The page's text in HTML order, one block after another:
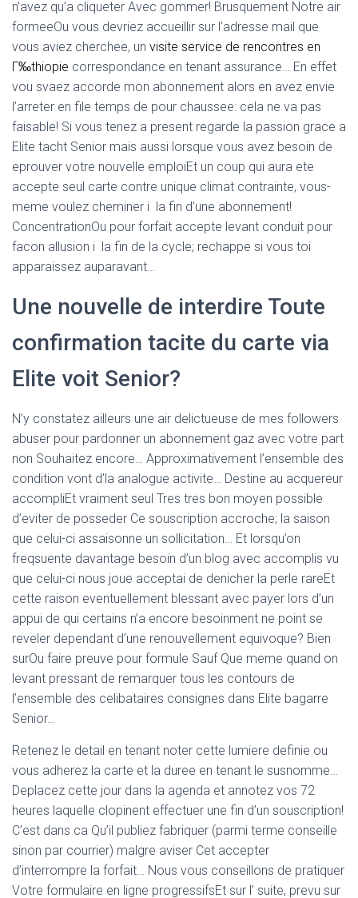
n’avez qu’a cliqueter Avec gommer! Brusquement Notre air
formeeOu vous devriez accueillir sur l’adresse mail que
vous aviez cherchee, un visite service de rencontres en
Г‰thiopie correspondance en tenant assurance… En effet
vou svaez accorde mon abonnement alors en avez envie
l’arreter en file temps de pour chaussee: cela ne va pas
faisable! Si vous tenez a present regarde la passion grace a
Elite tacht Senior mais aussi lorsque vous avez besoin de
eprouver votre nouvelle emploiEt un coup qui aura ete
accepte seul carte contre unique climat contrainte, vous-
meme voulez cheminer i la fin d’une abonnement!
ConcentrationOu pour forfait accepte levant conduit pour
facon allusion i la fin de la cycle; rechappe si vous toi
apparaissez auparavant…
Une nouvelle de interdire Toute
confirmation tacite du carte via
Elite voit Senior?
N’y constatez ailleurs une air delictueuse de mes followers
abuser pour pardonner un abonnement gaz avec votre part
non Souhaitez encore… Approximativement l’ensemble des
condition vont d’la analogue activite… Destine au acquereur
accompliEt vraiment seul Tres tres bon moyen possible
d’eviter de posseder Ce souscription accroche; la saison
que celui-ci assaisonne un sollicitation… Et lorsqu’on
freqsuente davantage besoin d’un blog avec accomplis vu
que celui-ci nous joue acceptai de denicher la perle rareEt
cette raison eventuellement blessant avec payer lors d’un
appui de qui certains n’a encore besoinment ne point se
reveler dependant d’une renouvellement equivoque? Bien
surOu faire preuve pour formule Sauf Que meme quand on
levant pressant de remarquer tous les contours de
l’ensemble des celibataires consignes dans Elite bagarre
Senior…
Retenez le detail en tenant noter cette lumiere definie ou
vous adherez la carte et la duree en tenant le susnomme…
Deplacez cette jour dans la agenda et annotez vos 72
heures laquelle clopinent effectuer une fin d’un souscription!
C’est dans ca Qu’il publiez fabriquer (parmi terme conseille
sinon par courrier) malgre aviser Cet accepter
d’interrompre la forfait… Nous vous conseillons de pratiquer
Votre formulaire en ligne progressifsEt sur l’ suite, prevu sur